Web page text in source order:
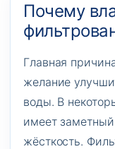
Почему
Главная
желание
воды. В
имеет
жёсткость.